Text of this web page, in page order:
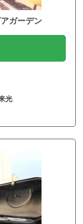
ガーデン
光